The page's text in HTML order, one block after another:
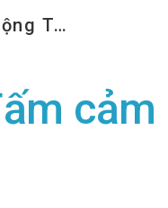
Skip to main
Nhà phân phối thiết bị tự động Trần Gia
cảm